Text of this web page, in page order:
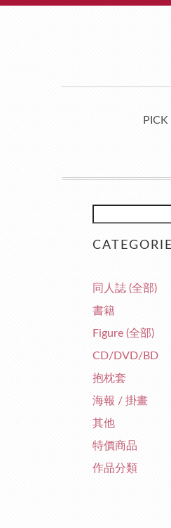
PICK
同人誌 (全部)
書籍
Figure (全部)
CD/DVD/BD
抱枕套
海報 / 掛畫
其他
特價商品
作品分類